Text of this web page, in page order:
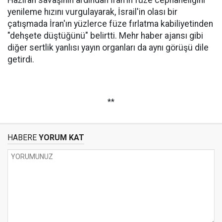
yenileme hızını vurgulayarak, İsrail'in olası bir
çatışmada İran'ın yüzlerce füze fırlatma kabiliyetinden
"dehşete düştüğünü" belirtti. Mehr haber ajansı gibi
diğer sertlik yanlısı yayın organları da aynı görüşü dile
getirdi.
**
HABERE YORUM KAT